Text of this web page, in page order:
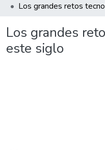
Los grandes
este siglo